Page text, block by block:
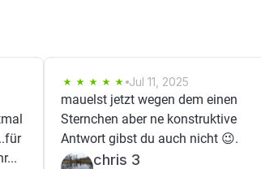
Jul 11, 2025
mauelst jetzt wegen dem einen
Sternchen aber ne konstruktive
Antwort gibst du auch nicht 😉.
chris 3